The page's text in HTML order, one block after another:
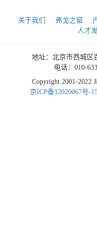
关于我们 弗戈之窗
人才
地址：北京市西城区
电话：010-
Copyright 2001-2022
京ICP备12020067号-